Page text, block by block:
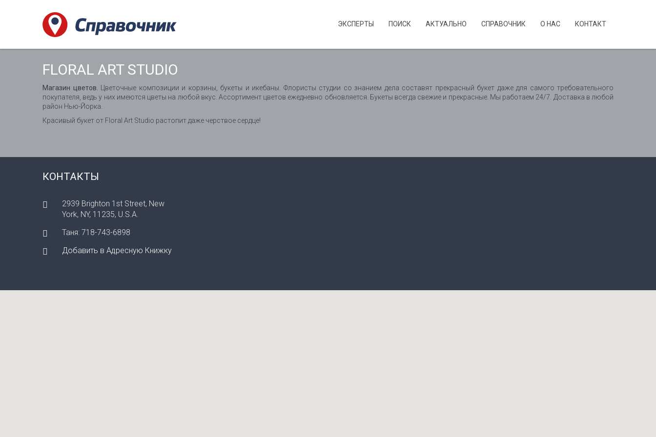
ЭКСПЕРТЫ ПОИСК АКТУАЛЬНО CПРАВОЧНИК О НАС КОНТАКТ
FLORAL ART STUDIO
Магазин цветов.
Цветочные композиции и корзины, букеты и икебаны. Флористы студии со знанием дела составят прекрасный букет даже для самого требовательного
покупателя, ведь у них имеются цветы на любой вкус. Ассортимент цветов ежедневно обновляется. Букеты всегда свежие и прекрасные. Мы работаем 24/7. Доставка в любой
район Нью-Йорка.
Красивый букет от Floral Art Studio растопит даже черствое сердце!
КОНТАКТЫ
2939 Brighton 1st Street, New
York, NY, 11235, U.S.A.
Таня: 718-743-6898
Добавить в Адресную Книжку